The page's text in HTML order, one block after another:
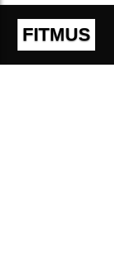
FITMUS